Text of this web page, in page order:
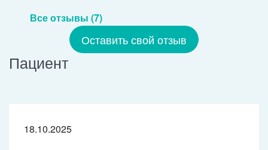
Все отзывы (7)
Оставить свой отзыв
Пациент
18.10.2025